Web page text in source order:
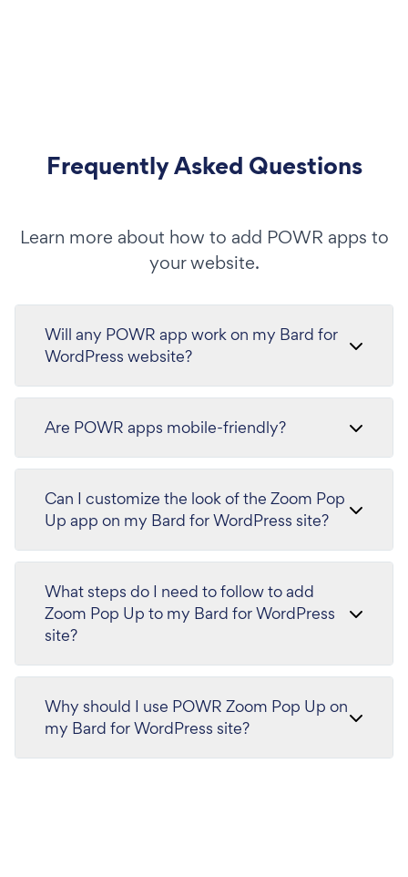
Frequently Asked Questions
Learn more about how to add POWR apps to
your website.
Will any POWR app work on my Bard for
WordPress website?
Are POWR apps mobile-friendly?
Can I customize the look of the Zoom Pop
Up app on my Bard for WordPress site?
What steps do I need to follow to add
Zoom Pop Up to my Bard for WordPress
site?
Why should I use POWR Zoom Pop Up on
my Bard for WordPress site?